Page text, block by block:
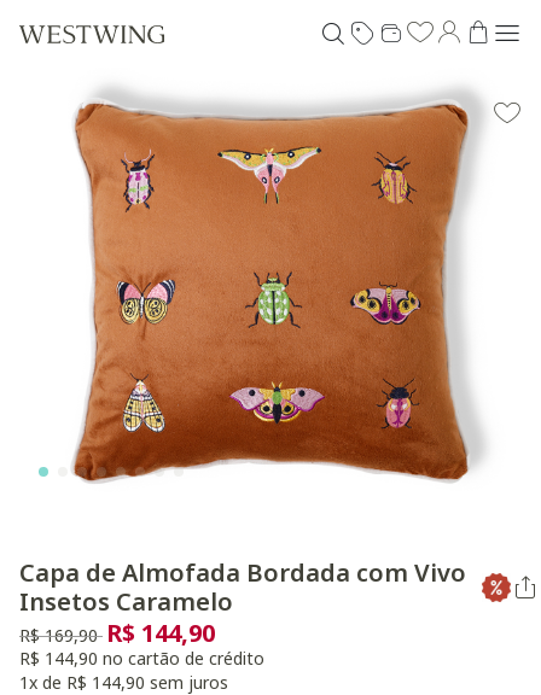
Capa de Almofada Bordada com Vivo
Insetos Caramelo
Preço reduzido de
R$ 169,90 para
R$ 144,90
R$ 144,90 no cartão de crédito
1x de R$ 144,90 sem juros